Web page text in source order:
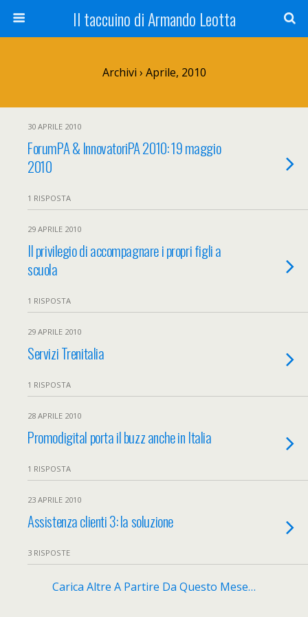
Il taccuino di Armando Leotta
Archivi › Aprile, 2010
30 APRILE 2010
ForumPA & InnovatoriPA 2010: 19 maggio
2010
1 RISPOSTA
29 APRILE 2010
Il privilegio di accompagnare i propri figli a
scuola
1 RISPOSTA
29 APRILE 2010
Servizi Trenitalia
1 RISPOSTA
28 APRILE 2010
Promodigital porta il buzz anche in Italia
1 RISPOSTA
23 APRILE 2010
Assistenza clienti 3: la soluzione
3 RISPOSTE
Carica Altre A Partire Da Questo Mese…